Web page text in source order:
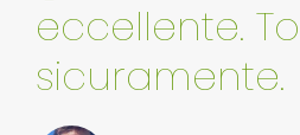
eccellente.
sicuramente.